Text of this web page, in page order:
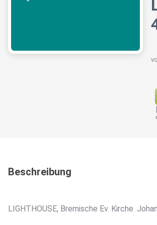
Beschreibung
LIGHTHOUSE, Bremische Ev. Kirche.